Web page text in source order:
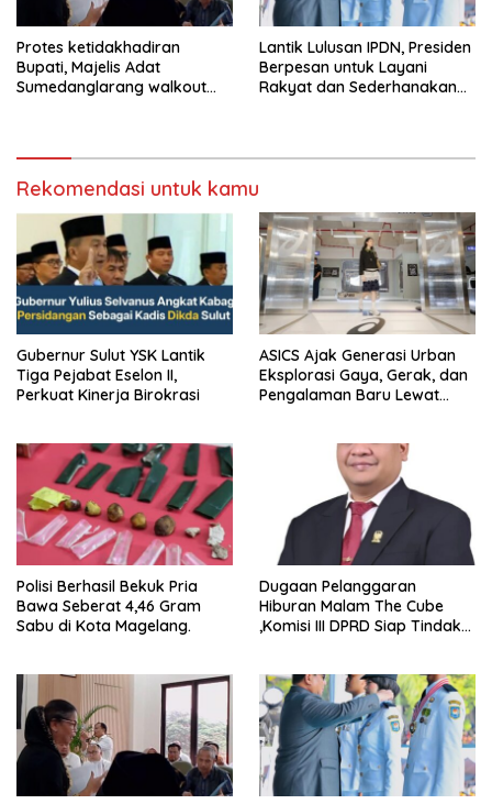
Protes ketidakhadiran
Bupati, Majelis Adat
Sumedanglarang walkout
Lantik Lulusan IPDN, Presiden
Berpesan untuk Layani
Rakyat dan Sederhanakan
Rekomendasi untuk kamu
Gubernur Sulut YSK Lantik
Tiga Pejabat Eselon II,
Perkuat Kinerja Birokrasi
ASICS Ajak Generasi Urban
Eksplorasi Gaya, Gerak, dan
Pengalaman Baru Lewat
Polisi Berhasil Bekuk Pria
Bawa Seberat 4,46 Gram
Sabu di Kota Magelang.
Dugaan Pelanggaran
Hiburan Malam The Cube
,Komisi III DPRD Siap Tindak